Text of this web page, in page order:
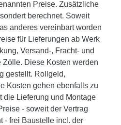
Preise. Zusätzliche
berechnet. Soweit
anderes vereinbart worden
für Lieferungen ab Werk
Versand-, Fracht- und
Zölle. Diese Kosten werden
gestellt. Rollgeld,
Kosten gehen ebenfalls zu
die Lieferung und Montage
- soweit der Vertrag
- frei Baustelle incl. der